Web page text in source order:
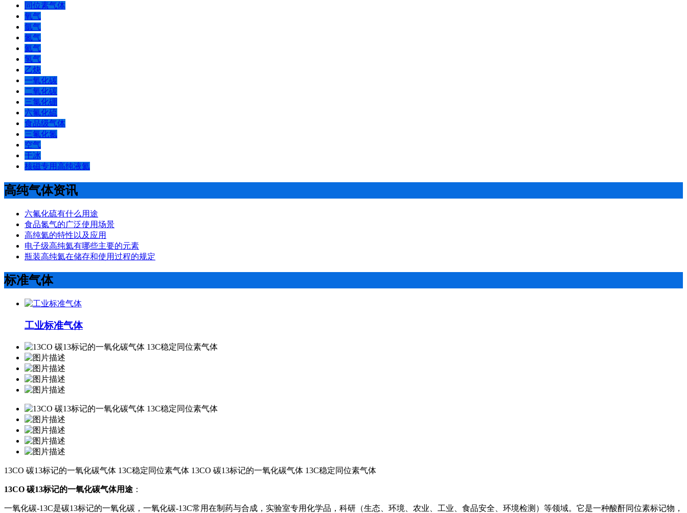
同位素气体
氧气
氩气
氮气
氦气
氢气
乙炔
一氧化碳
二氧化碳
三氯化硼
六氟化硫
食品级气体
三氟化氮
空气
干冰
核磁专用高纯液氦
高纯气体资讯
六氟化硫有什么用途
食品氮气的广泛使用场景
高纯氦的特性以及应用
电子级高纯氦有哪些主要的元素
瓶装高纯氦在储存和使用过程的规定
标准气体
工业标准气体
13CO 碳13标记的一氧化碳气体 13C稳定同位素气体 13CO 碳13标记的一氧化碳气体 13C稳定同位素气体
13CO 碳13标记的一氧化碳气体用途 ：
一氧化碳-13C是碳13标记的一氧化碳，一氧化碳-13C常用在制药与合成，实验室专用化学品，科研（生态、环境、农业、工业、食品安全、环境检测）等领域。它是一种酸酐同位素标记物，